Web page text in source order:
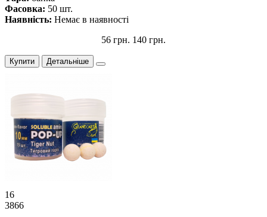
Фасовка: 50 шт.
Наявність: Немає в наявності
56 грн. 140 грн.
Купити Детальніше
16
3866